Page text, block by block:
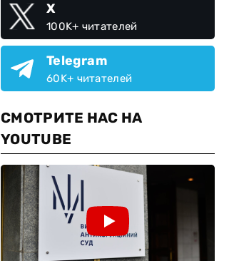
X
100K+ читателей
Telegram
60K+ читателей
СМОТРИТЕ НАС НА
YOUTUBE